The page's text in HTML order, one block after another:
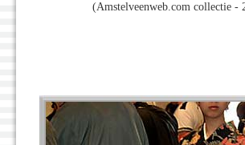
(Amstelveenweb.com collectie -